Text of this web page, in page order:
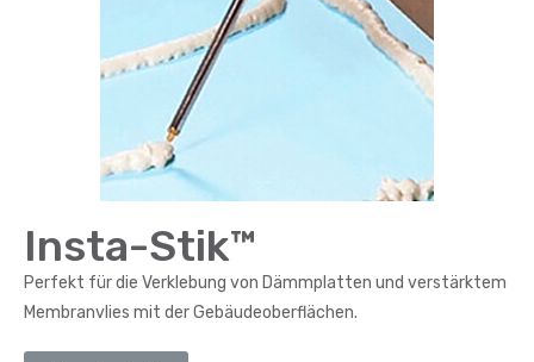
Insta-Stik™
Perfekt für die Verklebung von Dämmplatten und verstärktem
Membranvlies mit der Gebäudeoberflächen.